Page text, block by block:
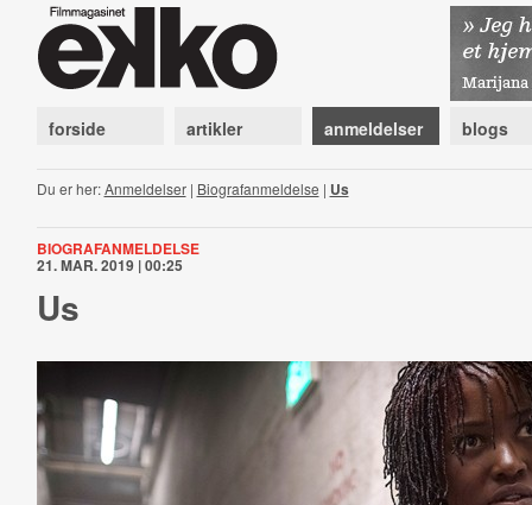
forside artikler anmeldelser blogs
Du er her:Anmeldelser| Biografanmeldelse | Us
BIOGRAFANMELDELSE
21. MAR. 2019 | 00:25
Us